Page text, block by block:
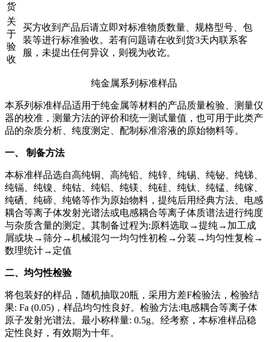
货
关
于
验
收
买方收到产品后请立即对标准物质数量、规格型号、包
装等进行标准验收。若有问题请在收到货3天内联系客
服，未提出任何异议，则视为收讫。
纯金属系列标准样品
本系列标准样品适用于纯金属等材料的产品质量检验、测量仪
器的校准，测量方法的评价和统一测试量值，也可用于此类产
品的杂质分析、纯度测定、配制标准溶液的原始物料等。
一、 制备方法
本标准样品选自高纯铜、高纯铅、纯锌、纯锡、纯铋、纯锑、
纯镉、纯镍、纯钴、纯铝、纯镁、纯硅、纯钛、纯锰、纯镓、
纯硒、纯碲、纯铬等作为原始物料，提纯后用经典方法、电感
耦合等离子体发射光谱法或电感耦合等离子体质谱法进行纯度
与杂质含量的测定。其制备过程为:原料选取→提纯→加工成
屑或块→筛分→机械混匀一均匀性初检→分装→均匀性复检→
数理统计→定值
二、均匀性检验
将包装好的样品，随机抽取20瓶，采用方差F检验法，检验结
果: Fa (0.05)，样品均匀性良好。检验方法:电感耦合等离子体
原子发射光谱法。最小称样量: 0.5g。经考察，本标准样品稳
定性良好，有效期为十年。